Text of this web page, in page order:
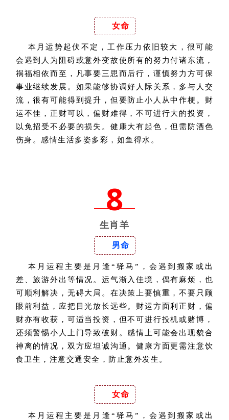
女命
本月运势起伏不定，工作压力依旧较大，很可能
会遇到人为阻碍或意外变故使所有的努力付诸东流，
祸福相依而至，凡事要三思而后行，谨慎努力方可保
事业继续发展。如果能够协调好人际关系，多与人交
流，很有可能得到提升，但要防止小人从中作梗。财
运不佳，正财可以，偏财难得，不可进行大的投资，
以免招受不必要的损失。健康大有起色，但需防酒色
伤身。感情生活多姿多彩，如鱼得水。
8
生肖羊
男命
本月运程主要是月逢“驿马”，会遇到搬家或出
差、旅游外出等情况。运气渐入佳境，偶有麻烦，也
可顺利解决，无碍大局。在决策上要慎重，不要只顾
眼前利益，应把目光放长远些。财运方面利正财，偏
财亦有收获，可适当投资，但不可进行投机或赌博，
还须警惕小人上门导致破财。感情上可能会出现貌合
神离的情况，双方应坦诚沟通。健康方面更需注意饮
食卫生，注意交通安全，防止意外发生。
女命
本月运程主要是月逢“驿马”，会遇到搬家或出